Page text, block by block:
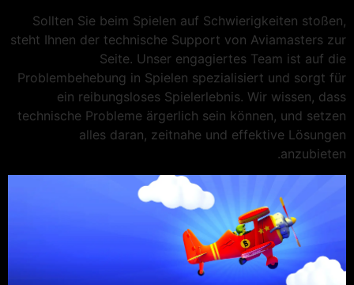
Sollten Sie beim Spielen auf Schwierigkeiten stoßen,
steht Ihnen der technische Support von Aviamasters zur
Seite. Unser engagiertes Team ist auf die
Problembehebung in Spielen spezialisiert und sorgt für
ein reibungsloses Spielerlebnis. Wir wissen, dass
technische Probleme ärgerlich sein können, und setzen
alles daran, zeitnahe und effektive Lösungen
anzubieten.